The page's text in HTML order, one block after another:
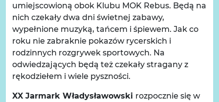
umiejscowioną obok Klubu MOK Rebus. Będą na
nich czekały dwa dni świetnej zabawy,
wypełnione muzyką, tańcem i śpiewem. Jak co
roku nie zabraknie pokazów rycerskich i
rodzinnych rozgrywek sportowych. Na
odwiedzających będą też czekały stragany z
rękodziełem i wiele pyszności.
XX Jarmark Władysławowski rozpocznie się w